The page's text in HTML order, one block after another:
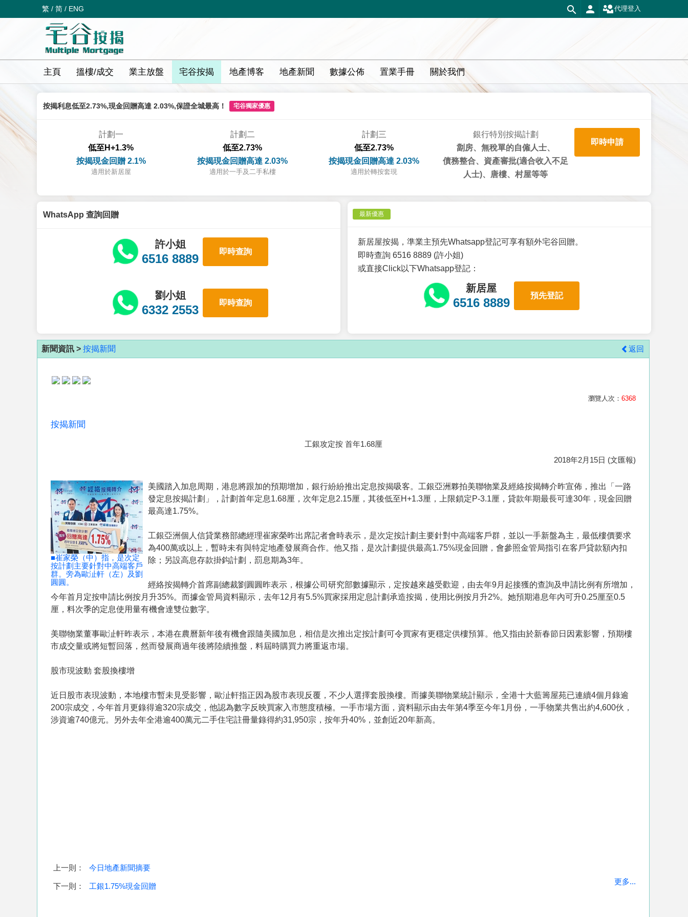
繁 / 简 / ENG 代理登入
主頁 搵樓/成交 業主放盤 宅谷按揭 地產博客 地產新聞 數據公佈 置業手冊 關於我們
按揭利息低至2.73%,現金回贈高達 2.03%,保證全城最高！ 宅谷獨家優惠
計劃一
低至H+1.3%
按揭現金回贈 2.1%
適用於新居屋
計劃二
低至2.73%
按揭現金回贈高達 2.03%
適用於一手及二手私樓
計劃三
低至2.73%
按揭現金回贈高達 2.03%
適用於轉按套現
銀行特別按揭計劃
劏房、無稅單的自僱人士、
債務整合、資產審批(適合收入不足
人士)、唐樓、村屋等等
即時申請
WhatsApp 查詢回贈
許小姐
6516 8889
即時查詢
劉小姐
6332 2553
即時查詢
最新優惠
新居屋按揭，準業主預先Whatsapp登記可享有額外宅谷回贈。
即時查詢 6516 8889 (許小姐)
或直接Click以下Whatsapp登記：
新居屋
6516 8889
預先登記
新聞資訊 > 按揭新聞 返回
瀏覽人次： 6368
按揭新聞
工銀攻定按 首年1.68厘
2018年2月15日 (文匯報)
■崔家榮（中）指，是次定
按計劃主要針對中高端客戶
群。旁為歐沚軒（左）及劉
圓圓。
美國踏入加息周期，港息將跟加的預期增加，銀行紛紛推出定息按揭吸客。工銀亞洲夥拍美聯物業及經絡按揭轉介昨宣佈，推出「一路
發定息按揭計劃」，計劃首年定息1.68厘，次年定息2.15厘，其後低至H+1.3厘，上限鎖定P-3.1厘，貸款年期最長可達30年，現金回贈
最高達1.75%。
工銀亞洲個人信貸業務部總經理崔家榮昨出席記者會時表示，是次定按計劃主要針對中高端客戶群，並以一手新盤為主，最低樓價要求
為400萬或以上，暫時未有與特定地產發展商合作。他又指，是次計劃提供最高1.75%現金回贈，會參照金管局指引在客戶貸款額內扣
除；另設高息存款掛鈎計劃，罰息期為3年。
經絡按揭轉介首席副總裁劉圓圓昨表示，根據公司研究部數據顯示，定按越來越受歡迎，由去年9月起接獲的查詢及申請比例有所增加，
今年首月定按申請比例按月升35%。而據金管局資料顯示，去年12月有5.5%買家採用定息計劃承造按揭，使用比例按月升2%。她預期港息年內可升0.25厘至0.5
厘，料次季的定息使用量有機會達雙位數字。
美聯物業董事歐沚軒昨表示，本港在農曆新年後有機會跟隨美國加息，相信是次推出定按計劃可令買家有更穩定供樓預算。他又指由於新春節日因素影響，預期樓
市成交量或將短暫回落，然而發展商過年後將陸續推盤，料屆時購買力將重返市場。
股市現波動 套股換樓增
近日股市表現波動，本地樓市暫未見受影響，歐沚軒指正因為股市表現反覆，不少人選擇套股換樓。而據美聯物業統計顯示，全港十大藍籌屋苑已連續4個月錄逾
200宗成交，今年首月更錄得逾320宗成交，他認為數字反映買家入市態度積極。一手市場方面，資料顯示由去年第4季至今年1月份，一手物業共售出約4,600伙，
涉資逾740億元。另外去年全港逾400萬元二手住宅註冊量錄得約31,950宗，按年升40%，並創近20年新高。
上一則： 今日地產新聞摘要
下一則： 工銀1.75%現金回贈
更多...